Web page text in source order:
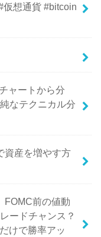
仮想通貨 #bitcoin
ャートから分
なテクニカル分
資産を増やす方
FOMC前の値動
ードチャンス？
けで勝率アッ